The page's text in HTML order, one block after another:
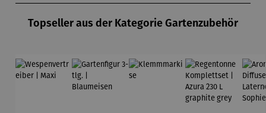
Topseller aus der Kategorie Gartenzubehör